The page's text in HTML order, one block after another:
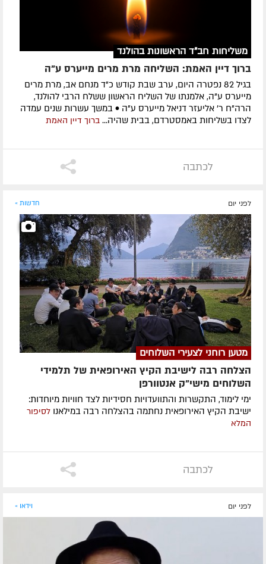
משליחות חב"ד הראשונות בהולנד
ברוך דיין האמת: השליחה מרת מרים מייערס ע"ה
בגיל 82 נפטרה היום, ערב שבת קודש כ"ד מנחם אב, מרת מרים
מייערס ע"ה, אלמנתו של השליח הראשון ששלח הרבי להולנד,
הרה"ח ר' אליעזר דניאל מייערס ע"ה • במשך עשרות שנים עמדה
לצדו בשליחות באמסטרדם, בבית שהיה... ברוך דיין האמת
לכתבה
לפני יום חדשות »
מטען רוחני לצעירי השלוחים
הצלחה רבה לישיבת הקיץ האירופאית של תלמידי
השלוחים מישי"ק אנטוורפן
ימי לימוד, התקשרות והתוועדויות חסידיות לצד חוויות מיוחדות:
ישיבת הקיץ האירופאית נחתמה בהצלחה רבה במילאנו לסיפור
המלא
לכתבה
לפני יום וידאו »